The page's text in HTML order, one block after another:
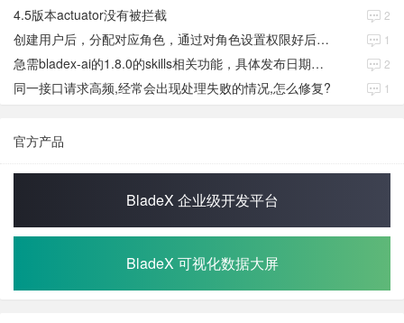
4.5版本actuator没有被拦截 2
创建用户后，分配对应角色，通过对角色设置权限好后，登录当前用户后。查看不到当前已分配对应角色权限数据 1
急需bladex-ai的1.8.0的skills相关功能，具体发布日期是多少号 2
同一接口请求高频,经常会出现处理失败的情况,怎么修复? 1
官方产品
BladeX 企业级开发平台
BladeX 可视化数据大屏